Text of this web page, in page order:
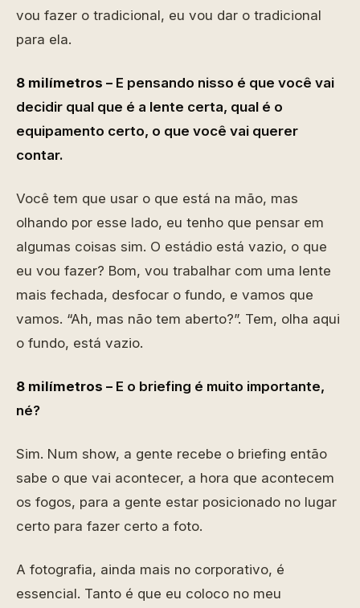
vou fazer o tradicional, eu vou dar o tradicional
para ela.
8 milímetros – E pensando nisso é que você vai
decidir qual que é a lente certa, qual é o
equipamento certo, o que você vai querer
contar.
Você tem que usar o que está na mão, mas
olhando por esse lado, eu tenho que pensar em
algumas coisas sim. O estádio está vazio, o que
eu vou fazer? Bom, vou trabalhar com uma lente
mais fechada, desfocar o fundo, e vamos que
vamos. “Ah, mas não tem aberto?”. Tem, olha aqui
o fundo, está vazio.
8 milímetros – E o briefing é muito importante,
né?
Sim. Num show, a gente recebe o briefing então
sabe o que vai acontecer, a hora que acontecem
os fogos, para a gente estar posicionado no lugar
certo para fazer certo a foto.
A fotografia, ainda mais no corporativo, é
essencial. Tanto é que eu coloco no meu